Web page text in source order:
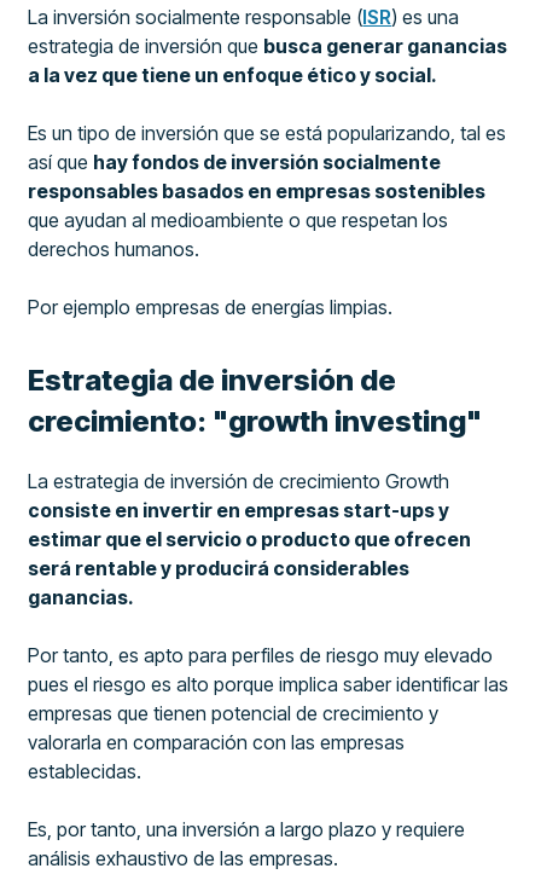
La inversión socialmente responsable (ISR) es una
estrategia de inversión que busca generar ganancias
a la vez que tiene un enfoque ético y social.
Es un tipo de inversión que se está popularizando, tal es
así que hay fondos de inversión socialmente
responsables basados en empresas sostenibles
que ayudan al medioambiente o que respetan los
derechos humanos.
Por ejemplo empresas de energías limpias.
Estrategia de inversión de
crecimiento: "growth investing"
La estrategia de inversión de crecimiento Growth
consiste en invertir en empresas start-ups y
estimar que el servicio o producto que ofrecen
será rentable y producirá considerables
ganancias.
Por tanto, es apto para perfiles de riesgo muy elevado
pues el riesgo es alto porque implica saber identificar las
empresas que tienen potencial de crecimiento y
valorarla en comparación con las empresas
establecidas.
Es, por tanto, una inversión a largo plazo y requiere
análisis exhaustivo de las empresas.